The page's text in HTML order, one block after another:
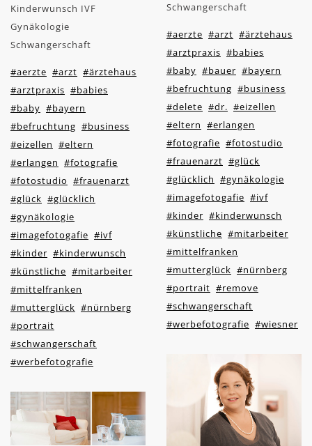
Kinderwunsch IVF
Gynäkologie
Schwangerschaft
#aerzte #arzt #ärztehaus
#arztpraxis #babies
#baby #bayern
#befruchtung #business
#eizellen #eltern
#erlangen #fotografie
#fotostudio #frauenarzt
#glück #glücklich
#gynäkologie
#imagefotogafie #ivf
#kinder #kinderwunsch
#künstliche #mitarbeiter
#mittelfranken
#mutterglück #nürnberg
#portrait
#schwangerschaft
#werbefotografie
Schwangerschaft
#aerzte #arzt #ärztehaus
#arztpraxis #babies
#baby #bauer #bayern
#befruchtung #business
#delete #dr. #eizellen
#eltern #erlangen
#fotografie #fotostudio
#frauenarzt #glück
#glücklich #gynäkologie
#imagefotogafie #ivf
#kinder #kinderwunsch
#künstliche #mitarbeiter
#mittelfranken
#mutterglück #nürnberg
#portrait #remove
#schwangerschaft
#werbefotografie #wiesner